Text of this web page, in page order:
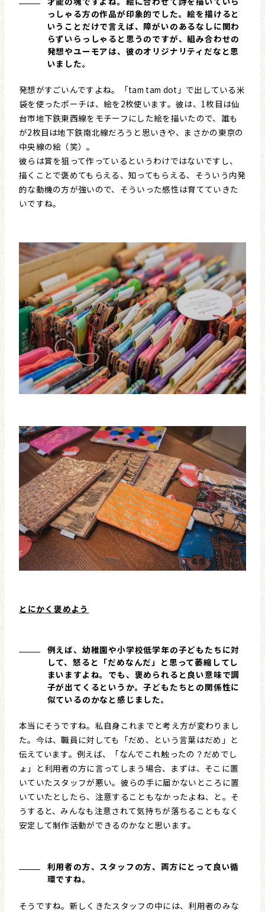
っしゃる方の作品が印象的でした。絵を描けると
いうことだけで言えば、障がいのあるなしに関わ
らずいらっしゃると思うのですが、組み合わせの
発想やユーモアは、彼のオリジナリティだなと思
いました。
発想がすごいんですよね。「tam tam dot」で出している米
袋を使ったポーチは、絵を2枚使います。彼は、1枚目は仙
台市地下鉄東西線をモチーフにした絵を描いたので、誰も
が2枚目は地下鉄南北線だろうと思いきや、まさかの東京の
中央線の絵（笑）。
彼らは賞を狙って作っているというわけではないですし、
描くことで褒めてもらえる、知ってもらえる、そういう内発
的な動機の方が強いので、そういった感性は育てていきた
いですね。
とにかく褒めよう
例えば、幼稚園や小学校低学年の子どもたちに対
して、怒ると「だめなんだ」と思って萎縮してし
まいますよね。でも、褒められると良い意味で調
子が出てくるというか。子どもたちとの関係性に
似ているのかなと感じました。
本当にそうですね。私自身これまでと考え方が変わりまし
た。今は、職員に対しても「だめ、という言葉はだめ」と
伝えています。例えば、「なんでこれ触ったの？だめでし
ょ」と利用者の方に言ってしまう場合、まずは、そこに置
いていたスタッフが悪い。彼らの手に届かないところに置
いていたとしたら、注意することもなかったよね、と。そ
うすると、みんなも注意されて気持ちが落ちることもなく
安定して制作活動ができるのかなと思います。
利用者の方、スタッフの方、両方にとって良い循
環ですね。
そうですね。新しくきたスタッフの中には、利用者のみな